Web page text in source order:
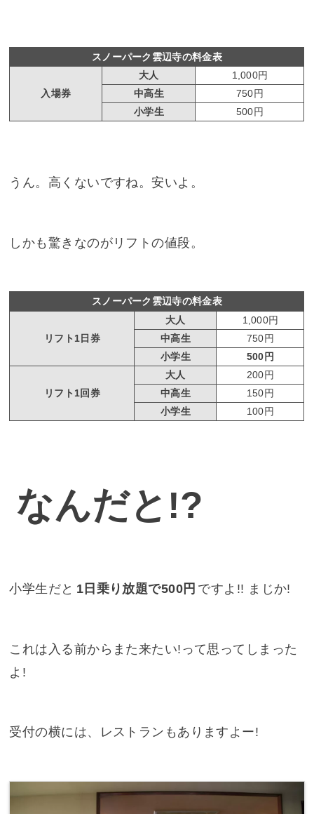
スノーパーク雲辺寺の料金表
入場券
大人
1,000円
中高生
750円
小学生
500円
うん。高くないですね。安いよ。
しかも驚きなのがリフトの値段。
スノーパーク雲辺寺の料金表
リフト1日券
大人
1,000円
中高生
750円
小学生
500円
リフト1回券
大人
200円
中高生
150円
小学生
100円
なんだと!?
小学生だと 1日乗り放題で500円 ですよ!! まじか!
これは入る前からまた来たい!って思ってしまった
よ!
受付の横には、レストランもありますよー!